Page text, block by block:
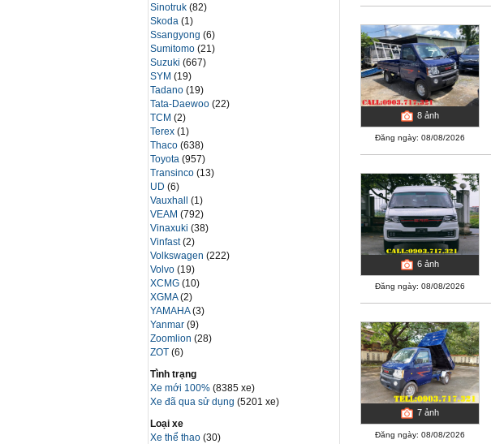
Sinotruk(82)
Skoda(1)
Ssangyong(6)
Sumitomo(21)
Suzuki(667)
SYM(19)
Tadano(19)
Tata-Daewoo(22)
TCM(2)
Terex(1)
Thaco(638)
Toyota(957)
Transinco(13)
UD(6)
Vauxhall(1)
VEAM(792)
Vinaxuki(38)
Vinfast(2)
Volkswagen(222)
Volvo(19)
XCMG(10)
XGMA(2)
YAMAHA(3)
Yanmar(9)
Zoomlion(28)
ZOT(6)
Tình trạng
Xe mới 100% (8385 xe)
Xe đã qua sử dụng (5201 xe)
Loại xe
Xe thể thao(30)
8 ảnh
Đăng ngày: 08/08/2026
6 ảnh
Đăng ngày: 08/08/2026
7 ảnh
Đăng ngày: 08/08/2026